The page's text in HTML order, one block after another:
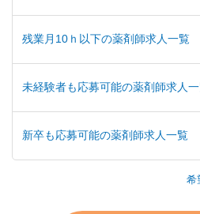
残業月10ｈ以下の薬剤師求人一覧
未経験者も応募可能の薬剤師求人
新卒も応募可能の薬剤師求人一覧
希